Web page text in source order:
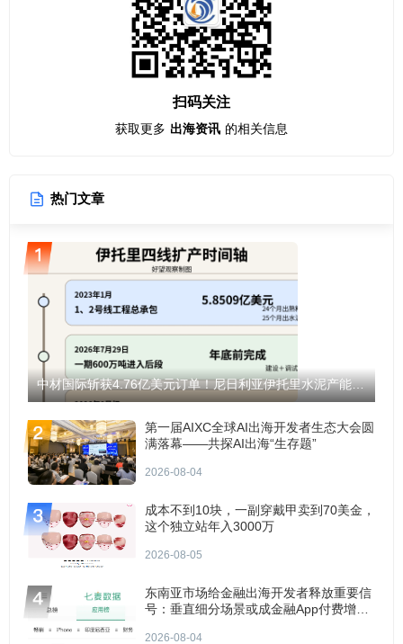
扫码关注
获取更多 出海资讯 的相关信息
热门文章
中材国际斩获4.76亿美元订单！尼日利亚伊托里水泥产能将翻倍至1200万吨！
第一届AIXC全球AI出海开发者生态大会圆
满落幕——共探AI出海“生存题”
2026-08-04
成本不到10块，一副穿戴甲卖到70美金，
这个独立站年入3000万
2026-08-05
东南亚市场给金融出海开发者释放重要信
号：垂直细分场景或成金融App付费增长
2026-08-04